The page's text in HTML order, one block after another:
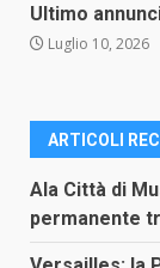
Ultimo
Luglio 10, 2026
ARTICOLI
Ala Città di
permanente